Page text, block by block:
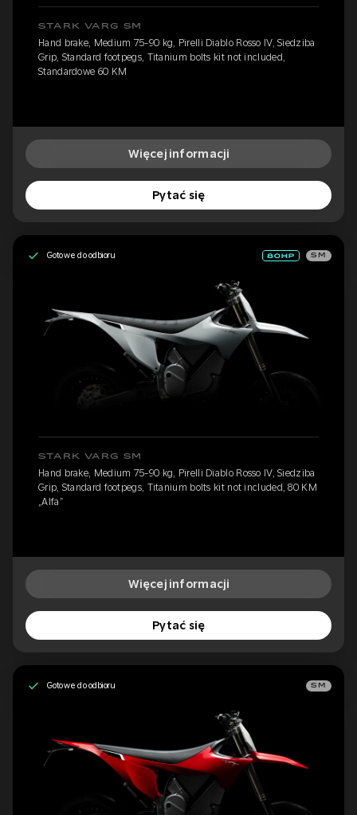
STARK VARG SM
Hand brake, Medium 75-90 kg, Pirelli Diablo Rosso IV, Siedziba
Grip, Standard footpegs, Titanium bolts kit not included,
Standardowe 60 KM
Więcej informacji
Pytać się
Gotowe do odbioru SM
STARK VARG SM
Hand brake, Medium 75-90 kg, Pirelli Diablo Rosso IV, Siedziba
Grip, Standard footpegs, Titanium bolts kit not included, 80 KM
„Alfa”
Więcej informacji
Pytać się
Gotowe do odbioru SM